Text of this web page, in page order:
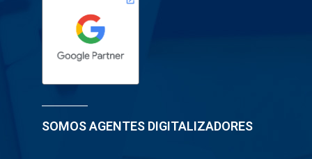
SOMOS AGENTES DIGITALIZADORES